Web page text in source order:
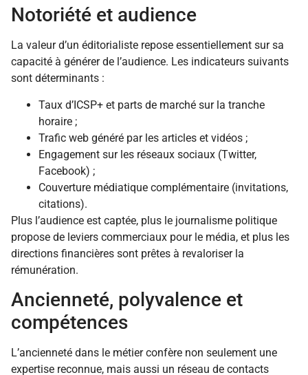
Notoriété et audience
La valeur d’un éditorialiste repose essentiellement sur sa
capacité à générer de l’audience. Les indicateurs suivants
sont déterminants :
Taux d’ICSP+ et parts de marché sur la tranche
horaire ;
Trafic web généré par les articles et vidéos ;
Engagement sur les réseaux sociaux (Twitter,
Facebook) ;
Couverture médiatique complémentaire (invitations,
citations).
Plus l’audience est captée, plus le journalisme politique
propose de leviers commerciaux pour le média, et plus les
directions financières sont prêtes à revaloriser la
rémunération.
Ancienneté, polyvalence et
compétences
L’ancienneté dans le métier confère non seulement une
expertise reconnue, mais aussi un réseau de contacts